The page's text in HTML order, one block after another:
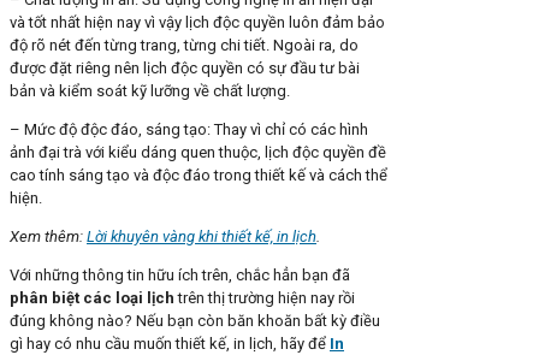
và tốt nhất hiện nay vì vậy lịch độc quyền luôn đảm bảo
độ rõ nét đến từng trang, từng chi tiết. Ngoài ra, do
được đặt riêng nên lịch độc quyền có sự đầu tư bài
bản và kiểm soát kỹ lưỡng về chất lượng.
– Mức độ độc đáo, sáng tạo: Thay vì chỉ có các hình
ảnh đại trà với kiểu dáng quen thuộc, lịch độc quyền đề
cao tính sáng tạo và độc đáo trong thiết kế và cách thể
hiện.
Xem thêm: Lời khuyên vàng khi thiết kế, in lịch
Với những thông tin hữu ích trên, chắc hẳn bạn đã
phân biệt các loại lịch trên thị trường hiện nay rồi
đúng không nào? Nếu bạn còn băn khoăn bất kỳ điều
gì hay có nhu cầu muốn thiết kế, in lịch, hãy để In